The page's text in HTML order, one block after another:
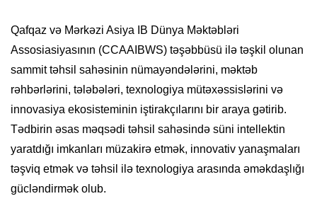
Qafqaz və Mərkəzi Asiya IB Dünya Məktəbləri
Assosiasiyasının (CCAAIBWS) təşəbbüsü ilə təşkil olunan
sammit təhsil sahəsinin nümayəndələrini, məktəb
rəhbərlərini, tələbələri, texnologiya mütəxəssislərini və
innovasiya ekosisteminin iştirakçılarını bir araya gətirib.
Tədbirin əsas məqsədi təhsil sahəsində süni intellektin
yaratdığı imkanları müzakirə etmək, innovativ yanaşmaları
təşviq etmək və təhsil ilə texnologiya arasında əməkdaşlığı
gücləndirmək olub.